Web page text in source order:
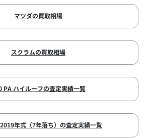
マツダの買取相場
スクラムの買取相場
PA ハイルーフの査定実績一覧
年式（7年落ち）の査定実績一覧